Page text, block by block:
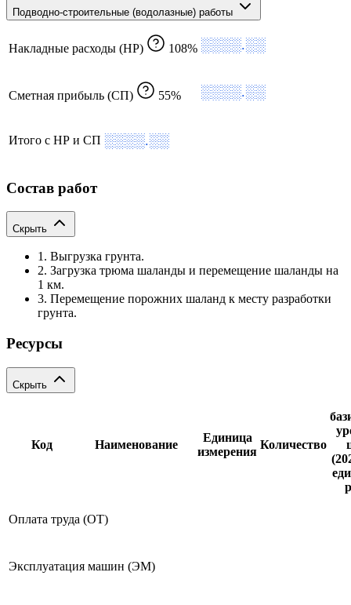
Подводно-строительные (водолазные) работы
Накладные расходы (НР) 108% ░░░░.░░
Сметная прибыль (СП) 55% ░░░░.░░
Итого с НР и СП ░░░░.░░
Состав работ
Скрыть
1. Выгрузка грунта.
2. Загрузка трюма шаланды и перемещение шаланды на
1 км.
3. Перемещение порожних шаланд к месту разработки
грунта.
Ресурсы
Скрыть
Код Наименование
Единица
измерения
Количество
Оплата труда (ОТ)
Эксплуатация машин (ЭМ)